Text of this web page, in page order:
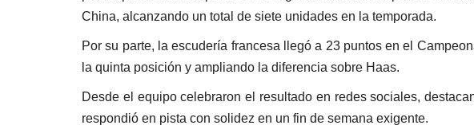
China, alcanzando un total de siete unidades en la temporada.
Por su parte, la escudería francesa llegó a 23 puntos en el
la quinta posición y ampliando la diferencia sobre Haas.
Desde el equipo celebraron el resultado en redes sociales,
respondió en pista con solidez en un fin de semana exigente.